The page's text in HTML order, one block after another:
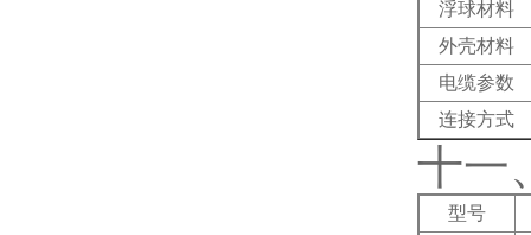
浮球材料
外壳材料
电缆参数
连接方式
十一
型号